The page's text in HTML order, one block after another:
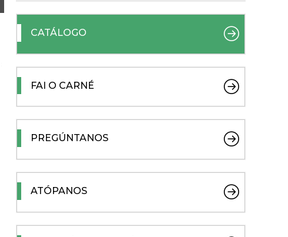
CATÁLOGO
FAI O CARNÉ
PREGÚNTANOS
ATÓPANOS